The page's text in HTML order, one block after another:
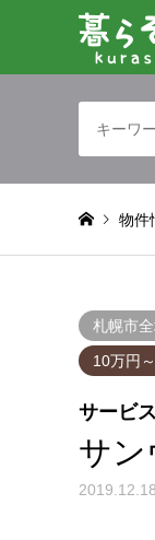
物件
札幌市
10万円
サービ
サン
2019.12.18